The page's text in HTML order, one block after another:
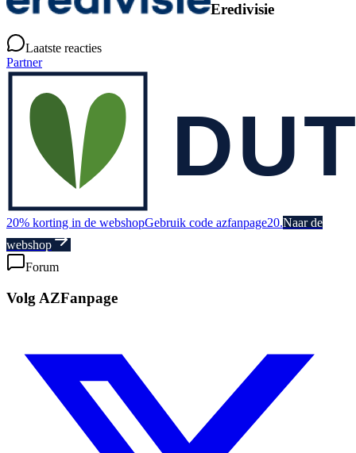
Eredivisie
Laatste reacties
Partner
20% korting in de webshopGebruik code azfanpage20.Naar de
webshop
Forum
Volg AZFanpage